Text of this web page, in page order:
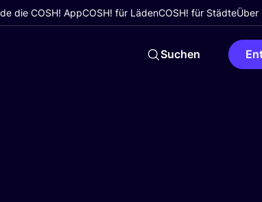
die COSH! AppCOSH! für LädenCOSH! für StädteÜber
Suchen